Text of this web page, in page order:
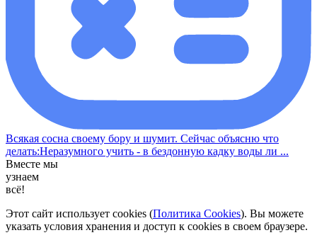
Всякая сосна своему бору и шумит. Сейчас объясню что
делать:Неразумного учить - в бездонную кадку воды ли ...
Вместе мы
узнаем
всё!
Этот сайт использует cookies (Политика Cookies). Вы можете
указать условия хранения и доступ к cookies в своем браузере.